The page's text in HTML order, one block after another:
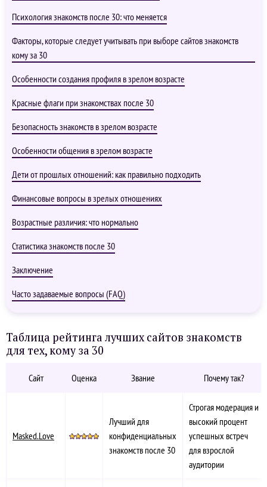
Психология знакомств после 30: что меняется
Факторы, которые следует учитывать при выборе сайтов знакомств
кому за 30
Особенности создания профиля в зрелом возрасте
Красные флаги при знакомствах после 30
Безопасность знакомств в зрелом возрасте
Особенности общения в зрелом возрасте
Дети от прошлых отношений: как правильно подходить
Финансовые вопросы в зрелых отношениях
Возрастные различия: что нормально
Статистика знакомств после 30
Заключение
Часто задаваемые вопросы (FAQ)
Таблица рейтинга лучших сайтов знакомств
для тех, кому за 30
Сайт Оценка Звание Почему так?
Masked.Love
Лучший для
конфиденциальных
знакомств после 30
Строгая модерация и
высокий процент
успешных встреч
для взрослой
аудитории